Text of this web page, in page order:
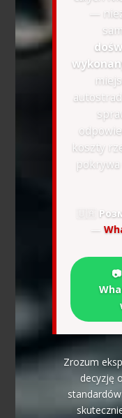
—
koszty
🇺🇦
—
Zrozum
decyzję